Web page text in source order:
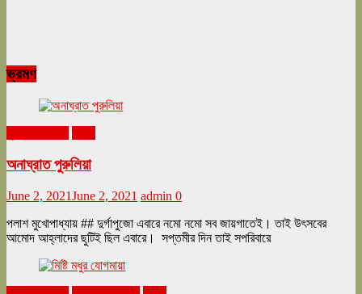
ভ্রমণ
অনাঘ্রাত পুরুলিয়া
June 2, 2021June 2, 2021 admin 0
পলাশ মুখোপাধ্যায় ## দুর্গাপুজো এবারে নমো নমো সব জায়গাতেই। তাই উৎসবের
আমোদ আহ্লাদের ছুটিই ছিল এবারে। সপ্তমীর দিন তাই সপরিবারে